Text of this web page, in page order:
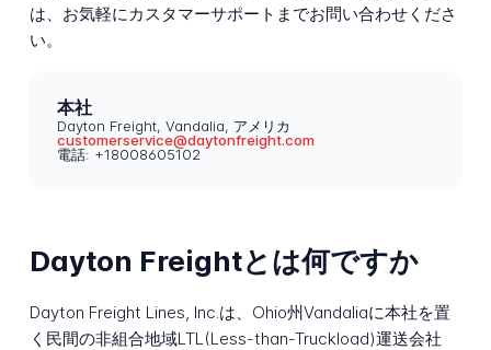
は、お気軽にカスタマーサポートまでお問い合わせくださ
い。
本社
Dayton Freight, Vandalia, アメリカ
customerservice@daytonfreight.com
電話: +18008605102
Dayton Freightとは何ですか
Dayton Freight Lines, Inc.は、Ohio州Vandaliaに本社を置
く民間の非組合地域LTL(Less-than-Truckload)運送会社